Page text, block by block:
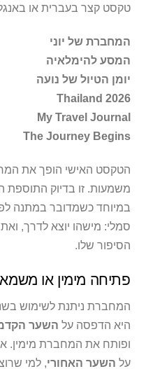
טקסט קצר בעברית או
המחברת של יוני
המסע להימלאיה
יומן הטיול של נועה
Thailand 2026
My Travel Journal
The Journey Begins
הטקסט האישי הופך את
משמעות. זו בדיוק
במיוחד כשמדובר במתנה
סמלי: מישהו יוצא לדרך,
הסיפור שלו.
פתיחה מימין או
המחברת ניתנת לשימוש
היא הדפסה על השער
ופותח את המחברת מימין.
על השער האחורי, למי